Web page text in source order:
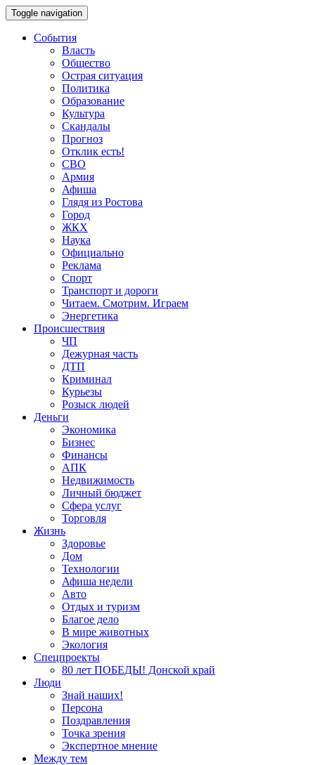
Toggle navigation
События
Власть
Общество
Острая ситуация
Политика
Образование
Культура
Скандалы
Прогноз
Отклик есть!
СВО
Армия
Афиша
Глядя из Ростова
Город
ЖКХ
Наука
Официально
Реклама
Спорт
Транспорт и дороги
Читаем. Смотрим. Играем
Энергетика
Происшествия
ЧП
Дежурная часть
ДТП
Криминал
Курьезы
Розыск людей
Деньги
Экономика
Бизнес
Финансы
АПК
Недвижимость
Личный бюджет
Сфера услуг
Торговля
Жизнь
Здоровье
Дом
Технологии
Афиша недели
Авто
Отдых и туризм
Благое дело
В мире животных
Экология
Спецпроекты
80 лет ПОБЕДЫ! Донской край
Люди
Знай наших!
Персона
Поздравления
Точка зрения
Экспертное мнение
Между тем